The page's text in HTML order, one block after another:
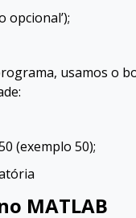
opcional’);
usamos o
(exemplo 50);
MATLAB